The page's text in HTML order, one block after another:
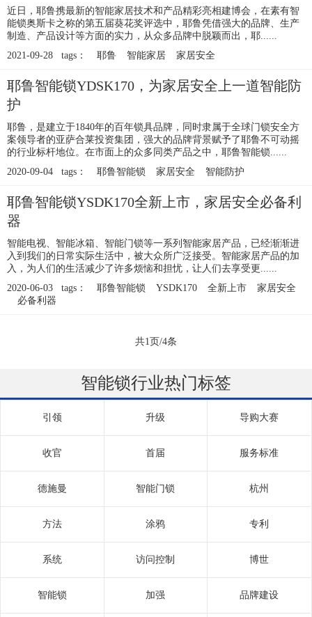
近日，耶鲁携最新的智能家居技术和产品精彩亮相建博会，在素有智
能锁奥斯卡之称的第五届葵花奖评选中，耶鲁凭借强大的品牌、生产
制造、产品设计等方面的实力，从众多品牌中脱颖而出，耶......
2021-09-28 tags：
耶鲁 智能家居 家居安全
耶鲁智能锁YDSK170，为家居安全上一道智能防
护
耶鲁，是建立于1840年的百年锁具品牌，同时隶属于全球门锁安全方
案领导者的亚萨合莱投资集团，强大的品牌背景赋予了耶鲁不可动摇
的行业标杆地位。在市面上的众多同类产品之中，耶鲁智能锁......
2020-09-04 tags：
耶鲁智能锁 家居安全 智能防护
耶鲁智能锁YSDK170全新上市，家居安全必备利
器
智能电视、智能冰箱、智能门锁等一系列智能家居产品，已经渐渐进
入到我们的日常实际生活中，被大众所广泛接受。智能家居产品的加
入，为人们的生活减少了许多烦恼和担忧，让人们去享受更......
2020-06-03 tags：
耶鲁智能锁 YSDK170 全新上市
家居安全
必备利器
共1页/4条
智能锁行业热门标签
引领 升级 导购大赛
收官 首届 服务标准
德施曼 智能门锁 杭州
方法 涂鸦 专利
系统 访问控制 博世
智能锁 加强 品牌建设